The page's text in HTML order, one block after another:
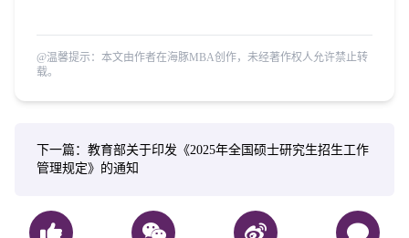
@温馨提示：本文由作者在海豚MBA创作，未经著作权人允许禁止转
载。
下一篇：教育部关于印发《2025年全国硕士研究生招生工作
管理规定》的通知